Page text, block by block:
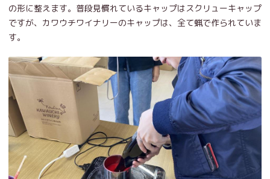
の形に整えます。普段見慣れているキャップはスクリューキャップ
ですが、カワウチワイナリーのキャップは、全て蝋で作られていま
す。